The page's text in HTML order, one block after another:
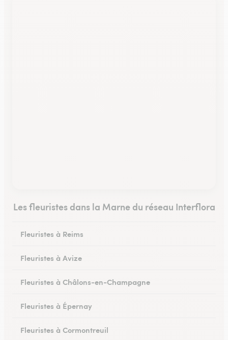
Les fleuristes dans la Marne du réseau Interflora
Fleuristes à Reims
Fleuristes à Avize
Fleuristes à Châlons-en-Champagne
Fleuristes à Épernay
Fleuristes à Cormontreuil